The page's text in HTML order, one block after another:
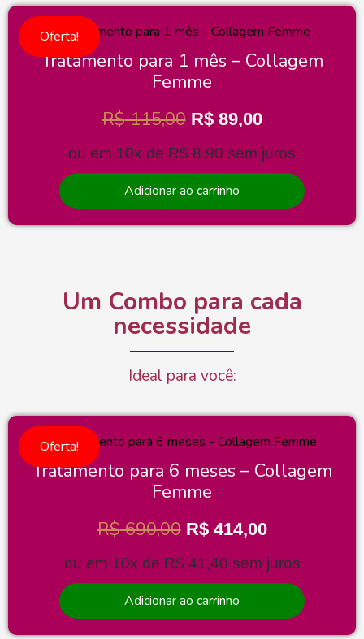
Oferta!
Tratamento para 1 mês – Collagem
Femme
R$115,00 R$89,00
ou em 10x de R$ 8,90 sem juros
Adicionar ao carrinho
Um Combo para cada
necessidade
Ideal para você:
Oferta!
Tratamento para 6 meses – Collagem
Femme
R$690,00 R$414,00
ou em 10x de R$41,40 sem juros
Adicionar ao carrinho